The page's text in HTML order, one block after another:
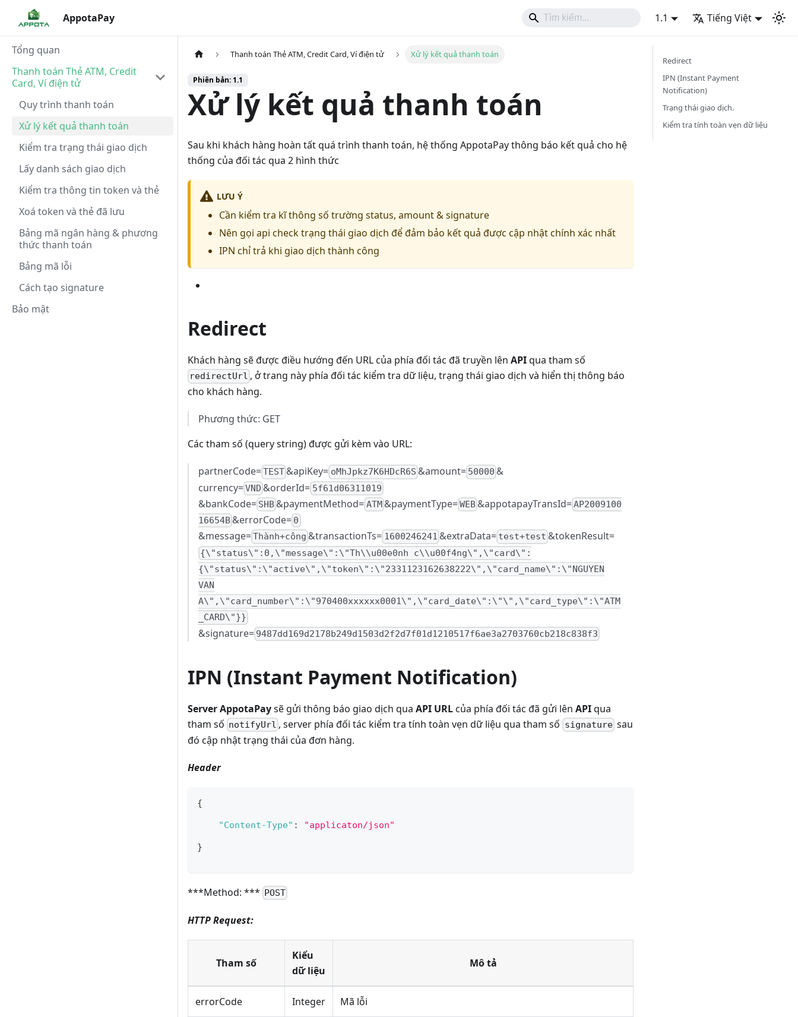
AppotaPay 1.1 Tiếng Việt
Tổng quan
Thanh toán Thẻ ATM, Credit
Card, Ví điện tử
Quy trình thanh toán
Xử lý kết quả thanh toán
Kiểm tra trạng thái giao dịch
Lấy danh sách giao dịch
Kiểm tra thông tin token và thẻ
Xoá token và thẻ đã lưu
Bảng mã ngân hàng & phương
thức thanh toán
Bảng mã lỗi
Cách tạo signature
Bảo mật
Thanh toán Thẻ ATM, Credit Card, Ví điện tử Xử lý kết quả thanh toán
Phiên bản: 1.1
Xử lý kết quả thanh toán
Sau khi khách hàng hoàn tất quá trình thanh toán, hệ thống AppotaPay thông báo kết quả cho hệ
thống của đối tác qua 2 hình thức
LƯU Ý
Cần kiểm tra kĩ thông số trường status, amount & signature
Nên gọi api check trạng thái giao dịch để đảm bảo kết quả được cập nhật chính xác nhất
IPN chỉ trả khi giao dịch thành công
Redirect
Khách hàng sẽ được điều hướng đến URL của phía đối tác đã truyền lên APIqua tham số
redirectUrl , ở trang này phía đối tác kiểm tra dữ liệu, trạng thái giao dịch và hiển thị thông báo
cho khách hàng.
Phương thức: GET
Các tham số (query string) được gửi kèm vào URL:
partnerCode=TEST &apiKey= oMhJpkz7K6HDcR6S &amount= 50000 &
currency=VND &orderId= 5f61d06311019
&bankCode= SHB &paymentMethod= ATM&paymentType=WEB &appotapayTransId=AP2009100
16654B &errorCode= 0
&message=Thành+công &transactionTs= 1600246241 &extraData= test+test &tokenResult=
{\"status\":0,\"message\":\"Th\\u00e0nh c\\u00f4ng\",\"card\":
{\"status\":\"active\",\"token\":\"2331123162638222\",\"card_name\":\"NGUYEN
VAN
A\",\"card_number\":\"970400xxxxxx0001\",\"card_date\":\"\",\"card_type\":\"ATM
_CARD\"}}
&signature= 9487dd169d2178b249d1503d2f2d7f01d1210517f6ae3a2703760cb218c838f3
IPN (Instant Payment Notification)
Server AppotaPaysẽ gửi thông báo giao dịch qua API URLcủa phía đối tác đã gửi lên APIqua
tham số notifyUrl , server phía đối tác kiểm tra tính toàn vẹn dữ liệu qua tham số signaturesau
đó cập nhật trạng thái của đơn hàng.
Header
{
"Content-Type" : "applicaton/json"
}
***Method: *** POST
HTTP Request:
Tham số
Kiểu
dữ liệu
Mô tả
errorCode Integer Mã lỗi
Redirect
IPN (Instant Payment
Notification)
Trạng thái giao dịch.
Kiểm tra tính toàn vẹn dữ liệu